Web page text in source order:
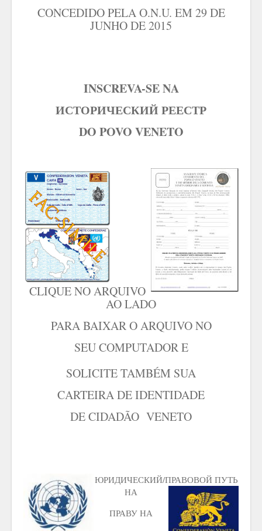
CONCEDIDO PELA O.N.U. EM 29 DE
JUNHO DE 2015
INSCREVA-SE NA
ИСТОРИЧЕСКИЙ РЕЕСТР
DO POVO VENETO
CLIQUE NO ARQUIVO
AO LADO
PARA BAIXAR O ARQUIVO NO
SEU COMPUTADOR E
SOLICITE TAMBÉM SUA
CARTEIRA DE IDENTIDADE
DE CIDADÃO VENETO
ЮРИДИЧЕСКИЙ/ПРАВОВОЙ ПУТЬ
НА
ПРАВУ НА